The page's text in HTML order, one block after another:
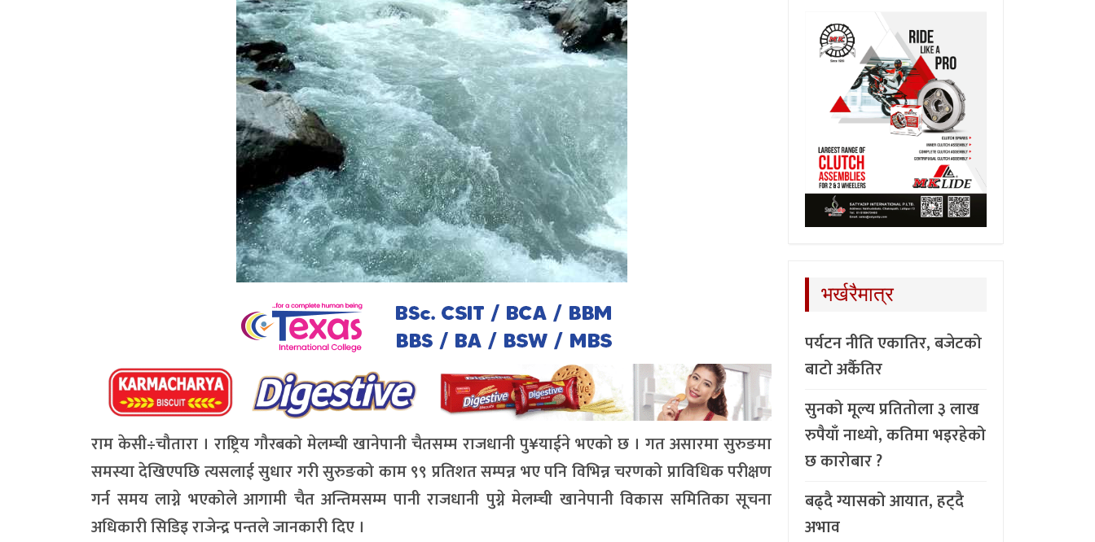
राम केसी÷चौतारा । राष्ट्रिय गौरबको मेलम्ची खानेपानी चैतसम्म राजधानी पु¥याईने भएको छ । गत असारमा सुरुङमा
समस्या देखिएपछि त्यसलाई सुधार गरी सुरुङको काम ९९ प्रतिशत सम्पन्न भए पनि विभिन्न चरणको प्राविधिक परीक्षण
गर्न समय लाग्ने भएकोले आगामी चैत अन्तिमसम्म पानी राजधानी पुग्ने मेलम्ची खानेपानी विकास समितिका सूचना
अधिकारी सिडिइ राजेन्द्र पन्तले जानकारी दिए ।
भर्खरैमात्र
पर्यटन नीति एकातिर, बजेटको
बाटो अर्कैतिर
सुनको मूल्य प्रतितोला ३ लाख
रुपैयाँ नाध्यो, कतिमा भइरहेको
छ कारोबार ?
बढ्दै ग्यासको आयात, हट्दै
अभाव